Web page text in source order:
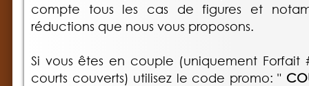
compte tous les cas de figures et
réductions que nous vous proposons.
Si vous êtes en couple (uniquement
courts couverts) utilisez le code promo: "